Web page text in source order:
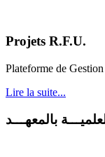
Projets R.F.U.
Plateforme de
Lire la suite...
بالمعهـــد